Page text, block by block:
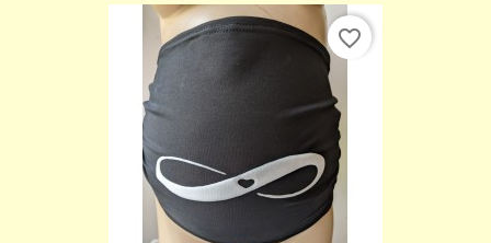
favorite_border